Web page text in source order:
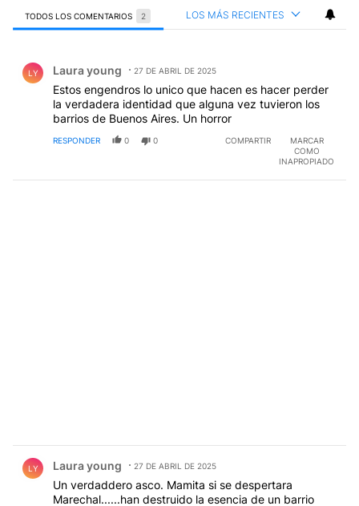
TODOS LOS COMENTARIOS 2 LOS MÁS RECIENTES
LY Laura young 27 DE ABRIL DE 2025
Estos engendros lo unico que hacen es hacer perder
la verdadera identidad que alguna vez tuvieron los
barrios de Buenos Aires. Un horror
RESPONDER 0 0 COMPARTIR
MARCAR
COMO
INAPROPIADO
LY Laura young 27 DE ABRIL DE 2025
Un verdaddero asco. Mamita si se despertara
Marechal......han destruido la esencia de un barrio